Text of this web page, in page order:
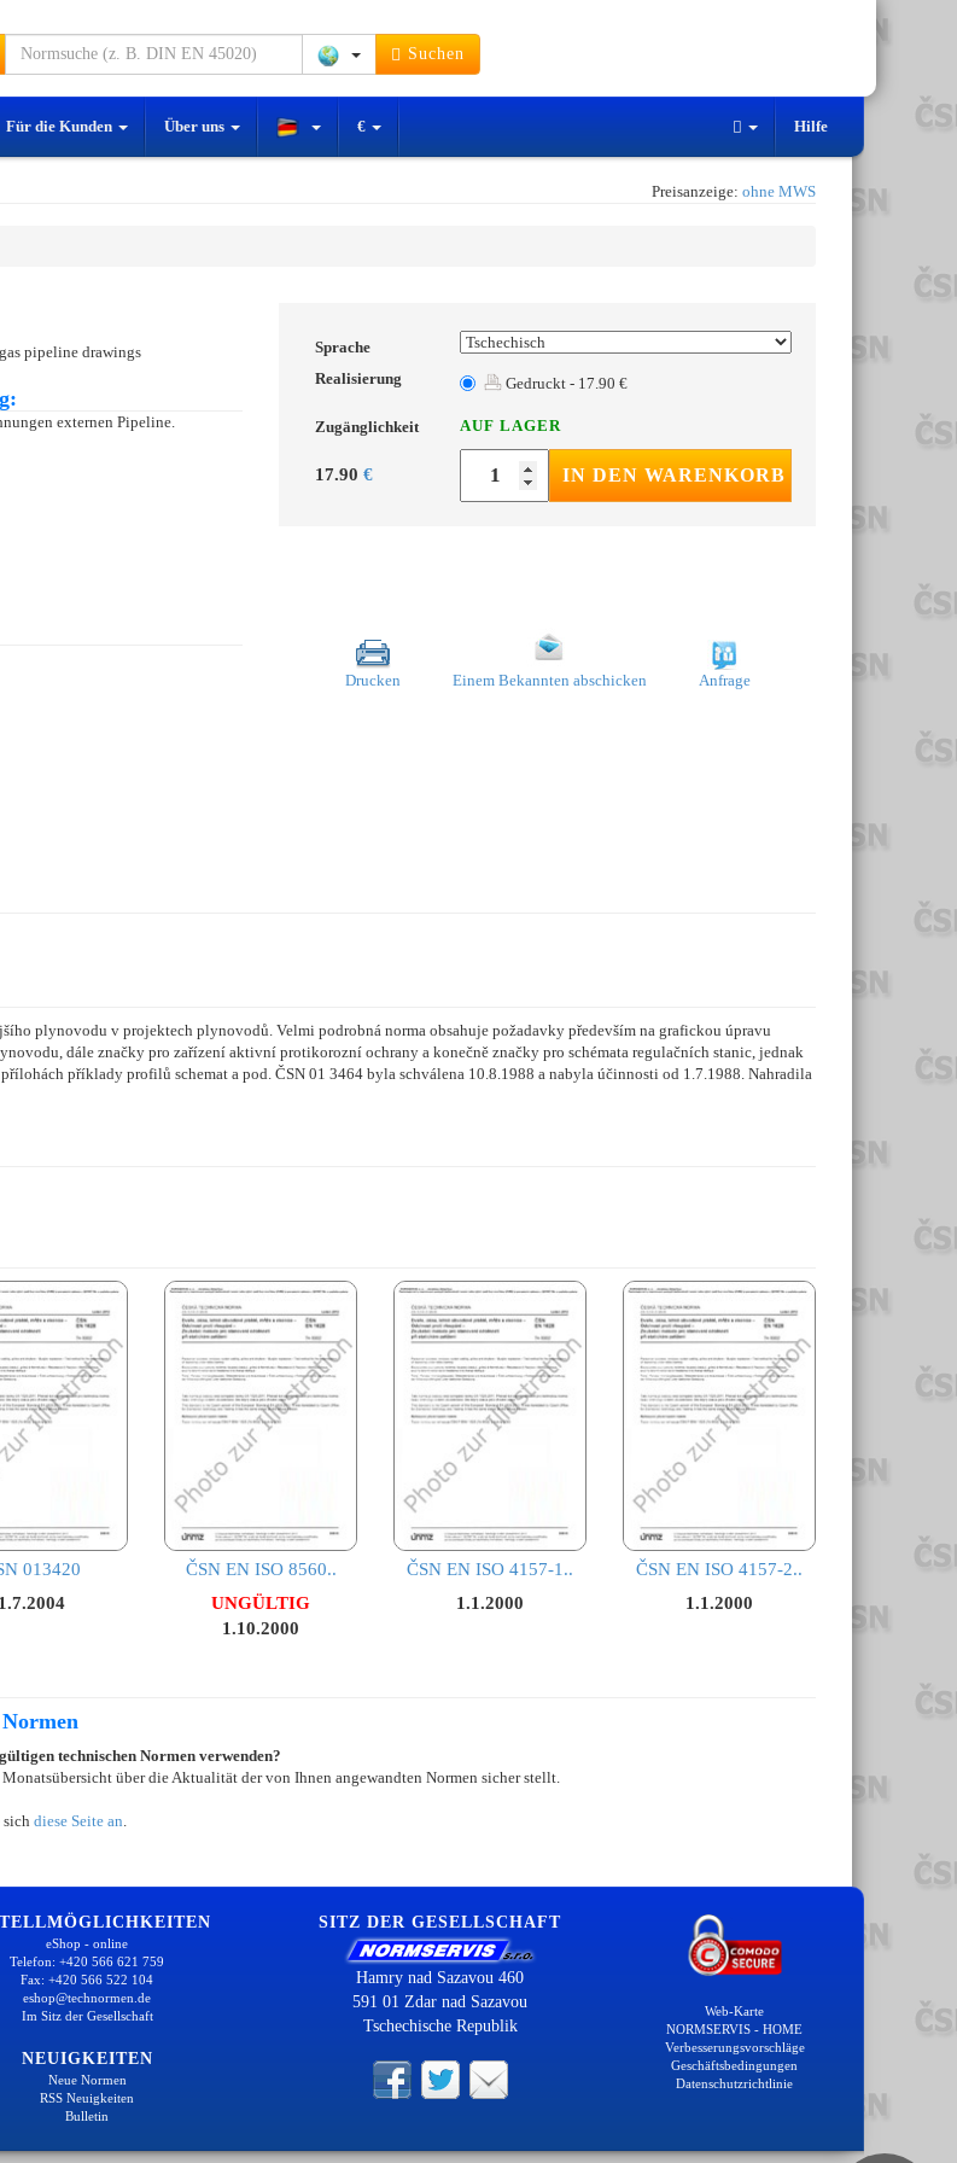
Suchen
Für die Kunden Über uns € Hilfe
Preisanzeige: ohne MWS
pipeline drawings
externen Pipeline.
Sprache
Realisierung
Gedruckt - 17.90 €
Zugänglichkeit AUF LAGER
17.90 € IN DEN WARENKORB
Drucken Einem Bekannten abschicken Anfrage
plynovodu v projektech plynovodů. Velmi podrobná norma obsahuje požadavky především na grafickou úpravu
dále značky pro zařízení aktivní protikorozní ochrany a konečně značky pro schémata regulačních stanic, jednak
příklady profilů schemat a pod. ČSN 01 3464 byla schválena 10.8.1988 a nabyla účinnosti od 1.7.1988. Nahradila
013420
1.7.2004
ČSN EN ISO 8560..
UNGÜLTIG
1.10.2000
ČSN EN ISO 4157-1..
1.1.2000
ČSN EN ISO 4157-2..
1.1.2000
technischen Normen verwenden?
über die Aktualität der von Ihnen angewandten Normen sicher stellt.
sichdiese Seite an.
eShop - online
Telefon: +420 566 621 759
Fax: +420 566 522 104
eshop@technormen.de
Im Sitz der Gesellschaft
NEUIGKEITEN
Neue Normen
RSS Neuigkeiten
Bulletin
SITZ DER GESELLSCHAFT
Hamry nad Sazavou 460
591 01 Zdar nad Sazavou
Tschechische Republik
Web-Karte
NORMSERVIS - HOME
Verbesserungsvorschläge
Geschäftsbedingungen
Datenschutzrichtlinie